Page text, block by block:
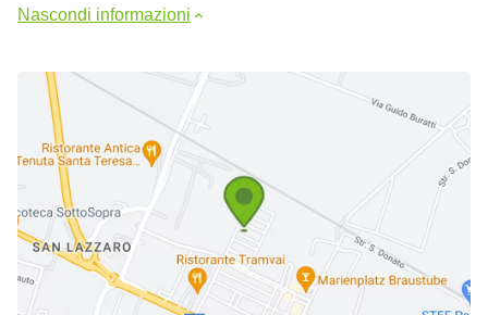
Nascondi informazioni